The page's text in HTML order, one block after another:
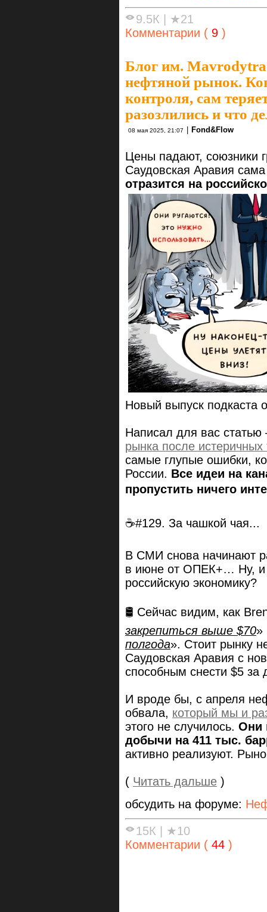
9.5К
★21
Комментарии ( 9 )
Блог им.
нефтяной рынок.
контроля, сам
разозлились и что
08 мая 2025, 21:07 Fond&Flow
Цены падают, союзники
Саудовская Аравия
отразится на
Новый выпуск подкаста
Написал для вас
рынка после
самые глупые ошибки,
России. Все идеи на
пропустить ничего
☕#129. За чашкой чая...
В СМИ снова начинают
в июне от ОПЕК+… Ну, и
российскую экономику?
🛢️ Сейчас видим, как
закрепиться выше $70»
полгода». Стоит рынку
Саудовская Аравия с
способным снести $5 за
И вроде бы, с апреля
обвала, который мы и
этого не случилось. Они
добычи на 411 тыс.
активно реализуют.
( Читать дальше )
обсудить на форуме:
15К
★10
Комментарии ( 44 )